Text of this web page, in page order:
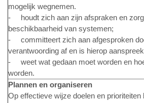
mogelijk wegnemen.
- houdt zich aan zijn afspraken en
beschikbaarheid van systemen;
- committeert zich aan afgesproken
verantwoording af en is hierop
- weet wat gedaan moet worden en
worden.
Plannen en organiseren
Op effectieve wijze doelen en prioriteiten